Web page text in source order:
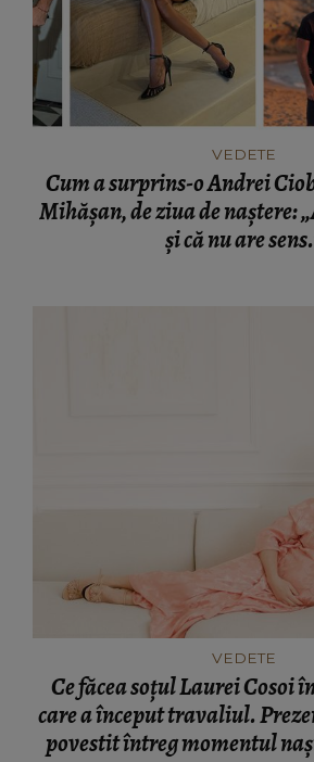
VEDETE
Cum a surprins-o Andrei
Mihășan, de ziua de naștere:
și că nu are
VEDETE
Ce făcea soțul Laurei Cosoi
care a început travaliul.
povestit întreg momentul